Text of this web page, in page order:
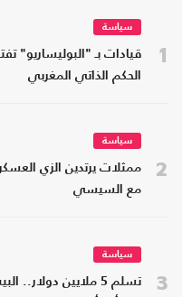
1
سياسة
قيادات بـ "البوليساريو"
الحكم الذاتي المغربي
2
سياسة
ممثلات يرتدين الزي
مع السيسي
3
سياسة
تسلم 5 ملايين